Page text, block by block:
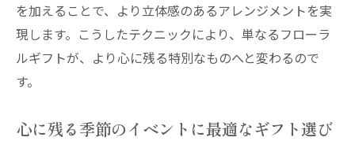
を加えることで、より立体感のあるアレンジメントを実
現します。こうしたテクニックにより、単なるフローラ
ルギフトが、より心に残る特別なものへと変わるので
す。
心に残る季節のイベントに最適なギフト選び